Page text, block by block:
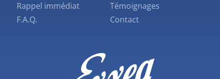
Rappel immédiat
F.A.Q.
Témoignages
Contact